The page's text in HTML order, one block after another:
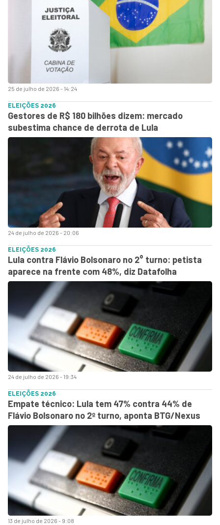
25 de julho de 2026 - 14:24
24 de julho de 2026 - 20:06
ELEIÇÕES 2026
Gestores de R$ 180 bilhões dizem: mercado
subestima chance de derrota de Lula
24 de julho de 2026 - 19:34
ELEIÇÕES 2026
Lula contra Flávio Bolsonaro no 2° turno: petista
aparece na frente com 48%, diz Datafolha
13 de julho de 2026 - 9:08
ELEIÇÕES 2026
Empate técnico: Lula tem 47% contra 44% de
Flávio Bolsonaro no 2º turno, aponta BTG/Nexus